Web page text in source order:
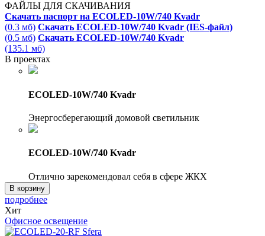
ФАЙЛЫ ДЛЯ СКАЧИВАНИЯ
Скачать паспорт на ECOLED-10W/740 Kvadr
(0.3 мб) Скачать ECOLED-10W/740 Kvadr (IES-файл)
(0.5 мб) Скачать ECOLED-10W/740 Kvadr
(135.1 мб)
В проектах
ECOLED-10W/740 Kvadr
Энергосберегающий домовой светильник
ECOLED-10W/740 Kvadr
Отлично зарекомендовал себя в сфере ЖКХ
В корзину
подробнее
Хит
Офисное освещение